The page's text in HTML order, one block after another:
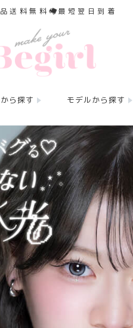
送料無料 最短翌日到着
ら探す モデルから探す